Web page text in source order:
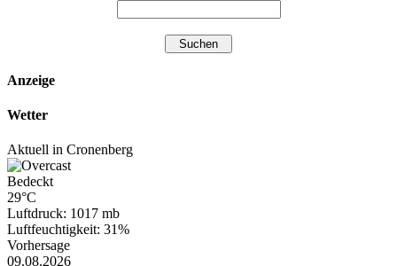
Anzeige
Wetter
Aktuell in Cronenberg
Bedeckt
29°C
Luftdruck: 1017 mb
Luftfeuchtigkeit: 31%
Vorhersage
09.08.2026